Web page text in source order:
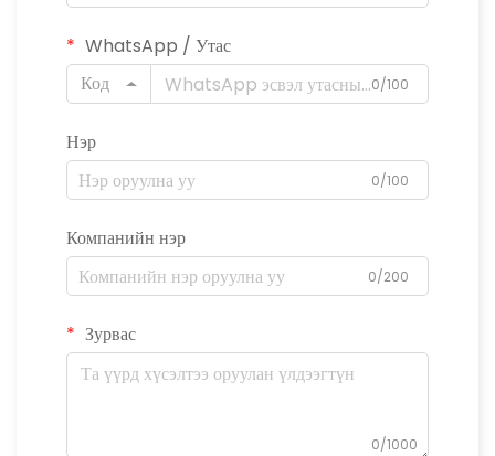
WhatsApp / Утас
Код
0/100
Нэр
0/100
Компанийн нэр
0/200
Зурвас
0/1000